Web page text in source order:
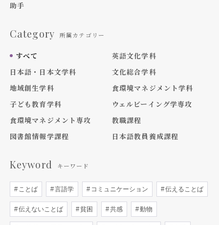
助手
Category 所属カテゴリー
すべて
英語文化学科
日本語・日本文学科
文化総合学科
地域創生学科
食環境マネジメント学科
子ども教育学科
ウェルビーイング学専攻
食環境マネジメント専攻
教職課程
図書館情報学課程
日本語教員養成課程
Keyword キーワード
ことば 言語学 コミュニケーション 伝えることば
伝えないことば 貧困 共感 動物